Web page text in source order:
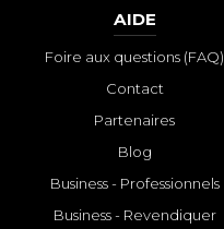
AIDE
Foire aux questions (FAQ)
Contact
Partenaires
Blog
Business - Professionnels
Business - Revendiquer